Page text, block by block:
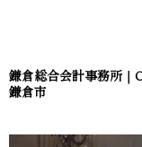
鎌倉総合会計事務所｜
鎌倉市